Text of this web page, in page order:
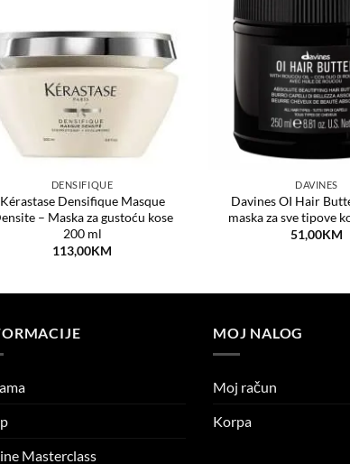
želja
DENSIFIQUE
Kérastase Densifique Masque
– Maska za gustoću kose
200 ml
113,00KM
DAVINES
Davines OI Hair
maska za sve tipove
51,00KM
Masterclass
MOJ NALOG
Moj račun
Korpa